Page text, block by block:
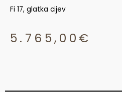
Fi 17, glatka cijev
5.765,00 €